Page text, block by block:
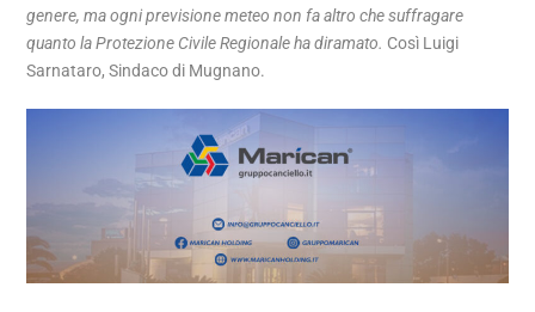
genere, ma ogni previsione meteo non fa altro che suffragare
quanto la Protezione Civile Regionale ha diramato. Così Luigi
Sarnataro, Sindaco di Mugnano.